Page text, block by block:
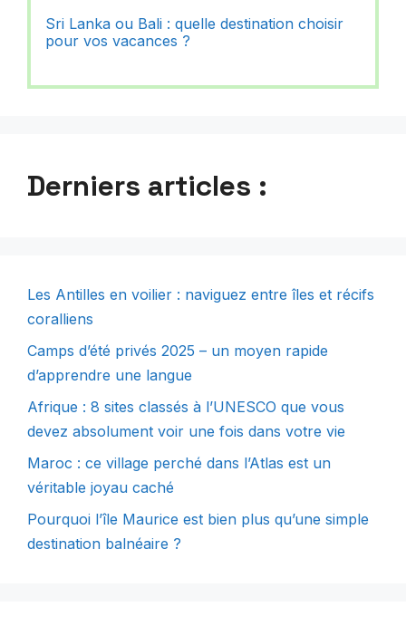
Sri Lanka ou Bali : quelle destination choisir
pour vos vacances ?
Derniers articles :
Les Antilles en voilier : naviguez entre îles et récifs
coralliens
Camps d’été privés 2025 – un moyen rapide
d’apprendre une langue
Afrique : 8 sites classés à l’UNESCO que vous
devez absolument voir une fois dans votre vie
Maroc : ce village perché dans l’Atlas est un
véritable joyau caché
Pourquoi l’île Maurice est bien plus qu’une simple
destination balnéaire ?